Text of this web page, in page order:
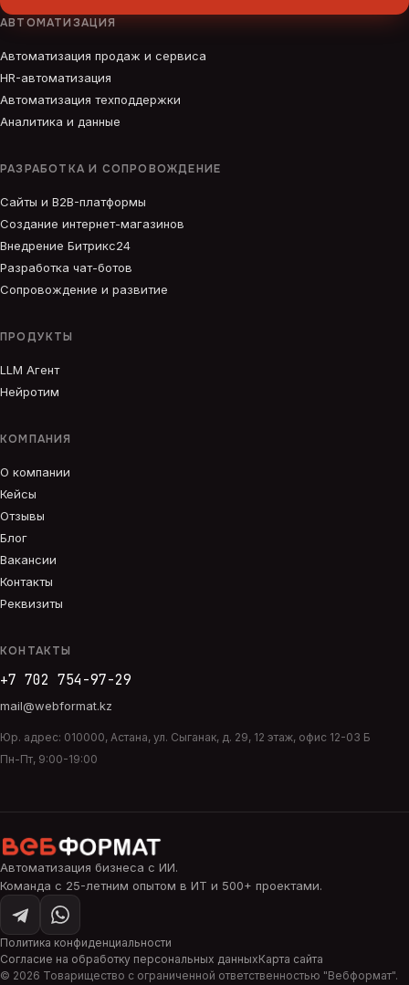
АВТОМАТИЗАЦИЯ
Автоматизация продаж и сервиса
HR-автоматизация
Автоматизация техподдержки
Аналитика и данные
РАЗРАБОТКА И СОПРОВОЖДЕНИЕ
Сайты и B2B-платформы
Создание интернет-магазинов
Внедрение Битрикс24
Разработка чат-ботов
Сопровождение и развитие
ПРОДУКТЫ
LLM Агент
Нейротим
КОМПАНИЯ
О компании
Кейсы
Отзывы
Блог
Вакансии
Контакты
Реквизиты
КОНТАКТЫ
+7 702 754-97-29
mail@webformat.kz
Юр. адрес: 010000, Астана, ул. Сыганак, д. 29, 12 этаж, офис 12-03 Б
Пн-Пт, 9:00-19:00
Политика конфиденциальности
Согласие на обработку персональных данныхКарта сайта
© 2026 Товарищество с ограниченной ответственностью "Вебформат".
Автоматизация бизнеса с ИИ.
Команда с 25-летним опытом в ИТ и 500+ проектами.